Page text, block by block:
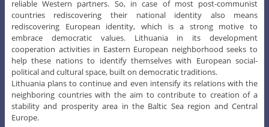
reliable Western partners. So, in case of most post-communist
countries rediscovering their national identity also means
rediscovering European identity, which is a strong motive to
embrace democratic values. Lithuania in its development
cooperation activities in Eastern European neighborhood seeks to
help these nations to identify themselves with European social-
political and cultural space, built on democratic traditions.
Lithuania plans to continue and even intensify its relations with the
neighboring countries with the aim to contribute to creation of a
stability and prosperity area in the Baltic Sea region and Central
Europe.